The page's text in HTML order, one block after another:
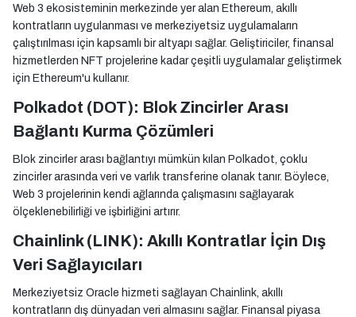
Web 3 ekosisteminin merkezinde yer alan Ethereum, akıllı
kontratların uygulanması ve merkeziyetsiz uygulamaların
çalıştırılması için kapsamlı bir altyapı sağlar. Geliştiriciler, finansal
hizmetlerden NFT projelerine kadar çeşitli uygulamalar geliştirmek
için Ethereum'u kullanır.
Polkadot (DOT): Blok Zincirler Arası
Bağlantı Kurma Çözümleri
Blok zincirler arası bağlantıyı mümkün kılan Polkadot, çoklu
zincirler arasında veri ve varlık transferine olanak tanır. Böylece,
Web 3 projelerinin kendi ağlarında çalışmasını sağlayarak
ölçeklenebilirliği ve işbirliğini artırır.
Chainlink (LINK): Akıllı Kontratlar İçin Dış
Veri Sağlayıcıları
Merkeziyetsiz Oracle hizmeti sağlayan Chainlink, akıllı
kontratların dış dünyadan veri almasını sağlar. Finansal piyasa